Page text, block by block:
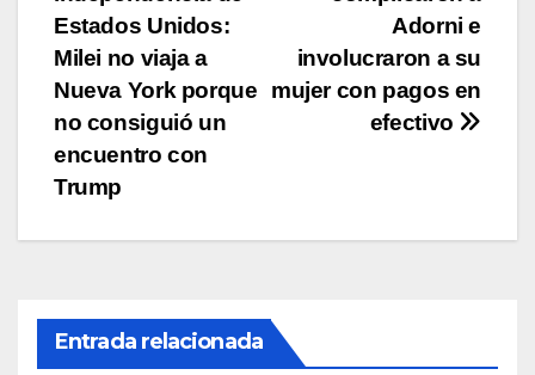
de
entradas
Adorni e
involucraron a su
mujer con pagos en
efectivo
Estados Unidos:
Milei no viaja a
Nueva York porque
no consiguió un
encuentro con
Trump
Entrada relacionada